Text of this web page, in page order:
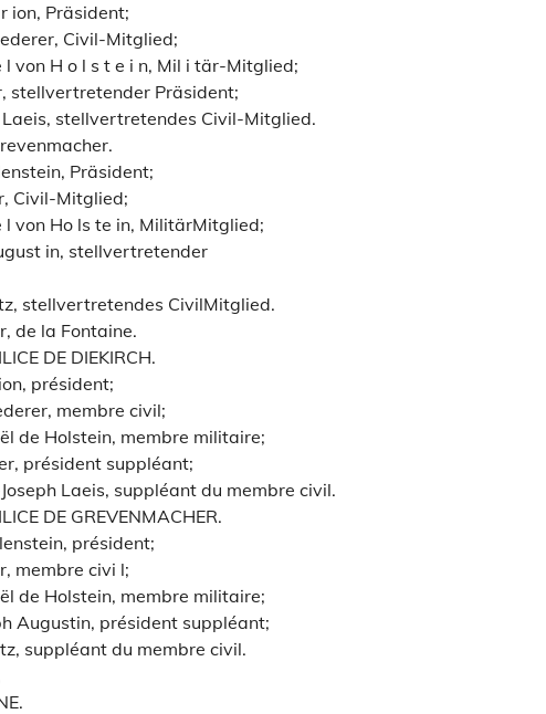
ion, Präsident;
Civil-Mitglied;
l von H o l s t e i n, Mil i tär-Mitglied;
stellvertretender Präsident;
Laeis, stellvertretendes Civil-Mitglied.
Präsident;
Civil-Mitglied;
l von Ho ls te in, MilitärMitglied;
in, stellvertretender
stellvertretendes CivilMitglied.
de la Fontaine.
DE DIEKIRCH.
président;
membre civil;
de Holstein, membre militaire;
président suppléant;
Laeis, suppléant du membre civil.
DE GREVENMACHER.
président;
membre civi l;
de Holstein, membre militaire;
Augustin, président suppléant;
suppléant du membre civil.